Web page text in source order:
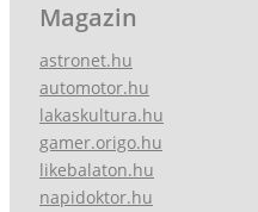
Magazin
astronet.hu
automotor.hu
lakaskultura.hu
gamer.origo.hu
likebalaton.hu
napidoktor.hu